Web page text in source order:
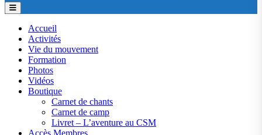
Accueil
Activités
Vie du mouvement
Formation
Photos
Vidéos
Boutique
Carnet de chants
Carnet de camp
Livret – L’aventure au CSM
Accès Membres